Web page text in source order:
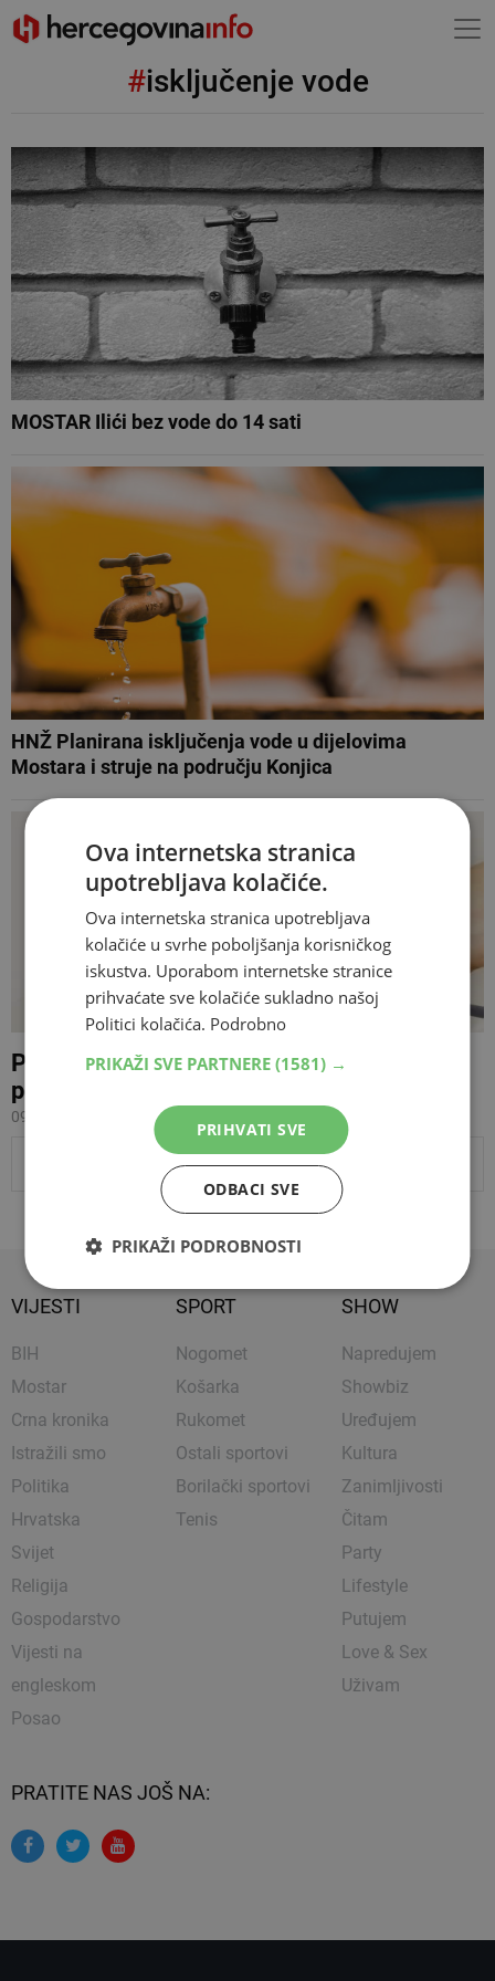
#isključenje vode
MOSTAR Ilići bez vode do 14 sati
HNŽ Planirana isključenja vode u dijelovima
Mostara i struje na području Konjica
Privremena isključenja struje i vode na
području Čapljine, Čitluka i Mostara
09.03.2017 09:11
PRIKAŽI JOŠ VIJESTI
VIJESTI
BIH
Mostar
Crna kronika
Istražili smo
Politika
Hrvatska
Svijet
Religija
Gospodarstvo
Vijesti na
engleskom
Posao
SPORT
Nogomet
Košarka
Rukomet
Ostali sportovi
Borilački sportovi
Tenis
SHOW
Napredujem
Showbiz
Uređujem
Kultura
Zanimljivosti
Čitam
Party
Lifestyle
Putujem
Love & Sex
Uživam
PRATITE NAS JOŠ NA:
Ova internetska stranica
upotrebljava kolačiće.
Ova internetska stranica upotrebljava
kolačiće u svrhe poboljšanja korisničkog
iskustva. Uporabom internetske stranice
prihvaćate sve kolačiće sukladno našoj
Politici kolačića. Podrobno
PRIKAŽI SVE PARTNERE (1581) →
PRIHVATI SVE
ODBACI SVE
PRIKAŽI PODROBNOSTI